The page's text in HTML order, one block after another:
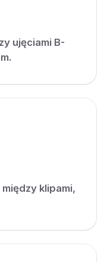
ujęciami B-
klipami,